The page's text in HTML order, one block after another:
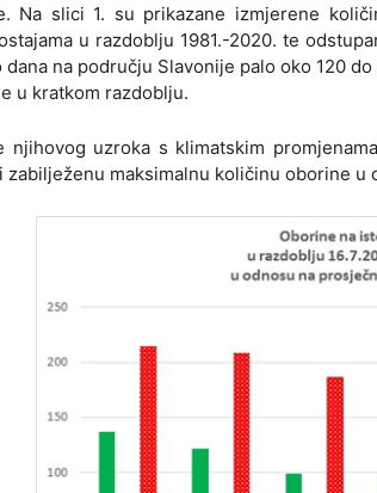
Na slici 1. su prikazane izmjerene
u razdoblju 1981.-2020. te
dana na području Slavonije palo oko 120
u kratkom razdoblju.
njihovog uzroka s klimatskim
zabilježenu maksimalnu količinu oborine u